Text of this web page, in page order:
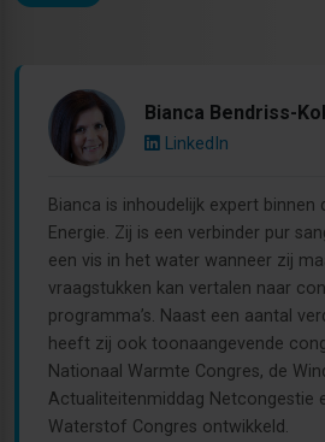
Bianca Bendriss-
LinkedIn
Bianca is inhoudelijk expert binnen
Energie. Zij is een verbinder pur
een vis in het water wanneer zij
vraagstukken kan vertalen naar
programma’s. Naast een aantal
heeft zij ook toonaangevende
Nationaal Warmte Congres, de
Actualiteitenmiddag Netcongestie
Waterstof Congres ontwikkeld.